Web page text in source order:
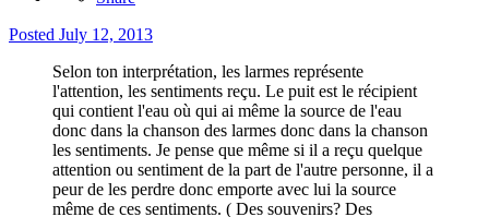
Posted July 12, 2013
Selon ton interprétation, les larmes représente
l'attention, les sentiments reçu. Le puit est le récipient
qui contient l'eau où qui ai même la source de l'eau
donc dans la chanson des larmes donc dans la chanson
les sentiments. Je pense que même si il a reçu quelque
attention ou sentiment de la part de l'autre personne, il a
peur de les perdre donc emporte avec lui la source
même de ces sentiments. ( Des souvenirs? Des